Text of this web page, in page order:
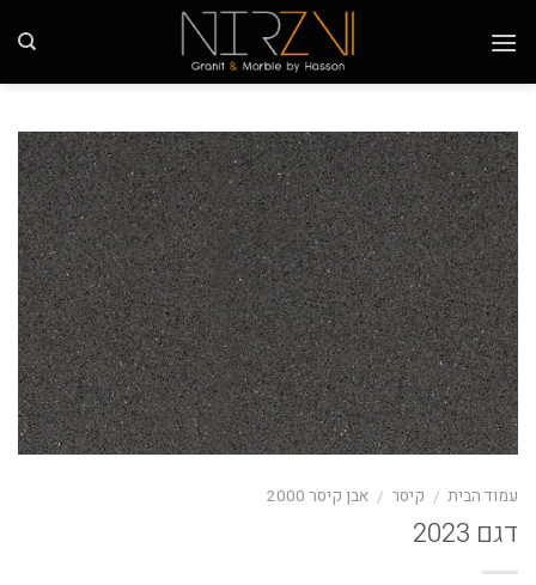
עמוד הבית / קיסר / אבן קיסר 2000
דגם 2023